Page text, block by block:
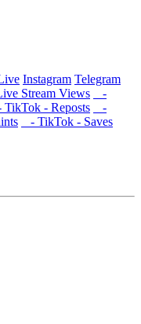
Instagram Telegram
Stream Views
-
- Reposts
-
- TikTok - Saves